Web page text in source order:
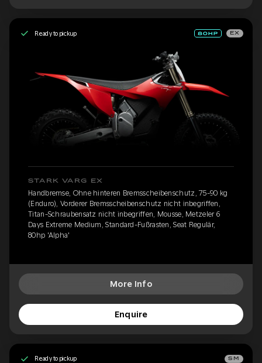
Ready to pickup EX
STARK VARG EX
Handbremse, Ohne hinteren Bremsscheibenschutz, 75-90 kg
(Enduro), Vorderer Bremsscheibenschutz nicht inbegriffen,
Titan-Schraubensatz nicht inbegriffen, Mousse, Metzeler 6
Days Extreme Medium, Standard-Fußrasten, Seat Regulär,
80hp 'Alpha'
More Info
Enquire
Ready to pickup SM